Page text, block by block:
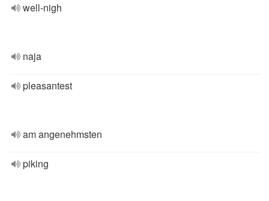
well-nigh
naja
pleasantest
am angenehmsten
piking